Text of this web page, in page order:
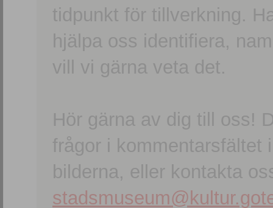
tidpunkt för tillverkning.
hjälpa oss identifiera,
vill vi gärna veta det.
Hör gärna av dig till oss!
frågor i kommentarsfältet
bilderna, eller kontakta